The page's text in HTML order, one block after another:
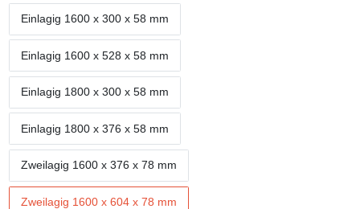
Einlagig 1600 x 300 x 58 mm
Einlagig 1600 x 528 x 58 mm
Einlagig 1800 x 300 x 58 mm
Einlagig 1800 x 376 x 58 mm
Zweilagig 1600 x 376 x 78 mm
Zweilagig 1600 x 604 x 78 mm